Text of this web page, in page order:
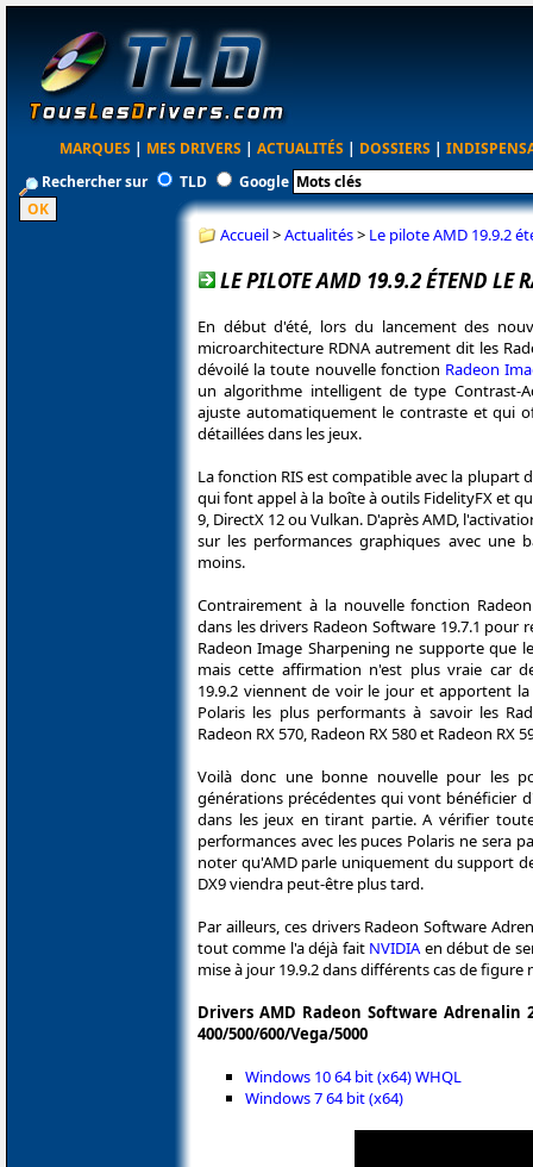
MARQUES | MES DRIVERS | ACTUALITÉS | DOSSIERS |
Rechercher sur
TLD Google
Accueil>Actualités> Le pilote AMD 19.9.2
LE PILOTE AMD 19.9.2 ÉTEND LE
En début d'été, lors du lancement des
microarchitecture RDNA autrement dit les
dévoilé la toute nouvelle fonction Radeon
un algorithme intelligent de type Contrast-
ajuste automatiquement le contraste et qui
détaillées dans les jeux.
La fonction RIS est compatible avec la plupart
qui font appel à la boîte à outils FidelityFX et
9, DirectX 12 ou Vulkan. D'après AMD,
sur les performances graphiques avec une
moins.
Contrairement à la nouvelle fonction
dans les drivers Radeon Software 19.7.1 pour
Radeon Image Sharpening ne supporte que
mais cette affirmation n'est plus vraie car
19.9.2 viennent de voir le jour et apportent
Polaris les plus performants à savoir les
Radeon RX 570, Radeon RX 580 et Radeon RX
Voilà donc une bonne nouvelle pour les
générations précédentes qui vont bénéficier
dans les jeux en tirant partie. A vérifier
performances avec les puces Polaris ne sera
noter qu'AMD parle uniquement du support
DX9 viendra peut-être plus tard.
Par ailleurs, ces drivers Radeon Software
tout comme l'a déjà fait NVIDIA en début de
mise à jour 19.9.2 dans différents cas de figure
Drivers AMD Radeon Software Adrenalin
400/500/600/Vega/5000
Windows 10 64 bit (x64) WHQL
Windows 7 64 bit (x64)